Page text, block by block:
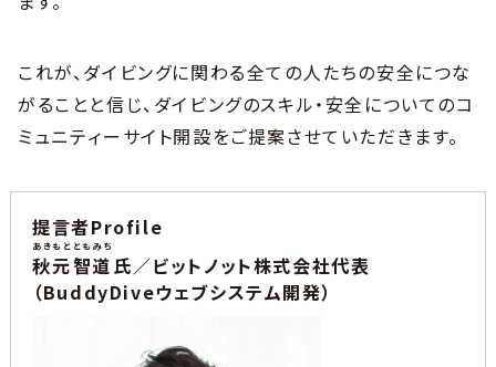
これが、ダイビングに関わる全ての人たちの安全につな
がることと信じ、ダイビングのスキル・安全についてのコ
ミュニティーサイト開設をご提案させていただきます。
提言者Profile
秋元
あきもと
智道
ともみち
氏／ビットノット株式会社代表
（BuddyDiveウェブシステム開発）